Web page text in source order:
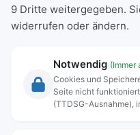
Rechtliche Angaben
9 Dritte weitergegeben.
widerrufen oder ändern.
Notwendig (Immer
Cookies und
Seite nicht
(TTDSG-Ausnahme),